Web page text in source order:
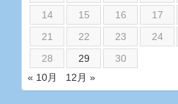
14
15 16 17
21
22 23 24
28
29
30
« 10月
12月 »